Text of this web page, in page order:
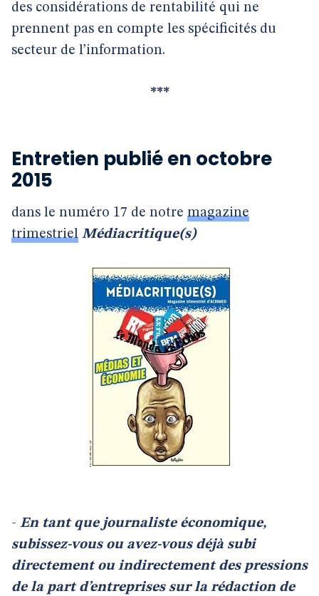
des considérations de rentabilité qui ne
prennent pas en compte les spécificités du
secteur de l’information.
***
Entretien publié en octobre
2015
dans le numéro 17 de notre magazine
trimestriel Médiacritique(s)
- En tant que journaliste économique,
subissez-vous ou avez-vous déjà subi
directement ou indirectement des pressions
de la part d’entreprises sur la rédaction de